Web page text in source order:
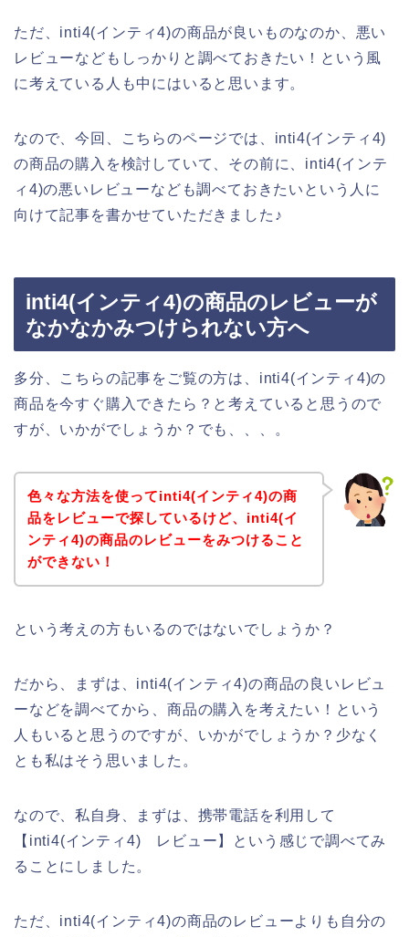
ただ、inti4(インティ4)の商品が良いものなのか、悪い
レビューなどもしっかりと調べておきたい！という風
に考えている人も中にはいると思います。
なので、今回、こちらのページでは、inti4(インティ4)
の商品の購入を検討していて、その前に、inti4(インテ
ィ4)の悪いレビューなども調べておきたいという人に
向けて記事を書かせていただきました♪
inti4(インティ4)の商品のレビューが
なかなかみつけられない方へ
多分、こちらの記事をご覧の方は、inti4(インティ4)の
商品を今すぐ購入できたら？と考えていると思うので
すが、いかがでしょうか？でも、、、。
色々な方法を使ってinti4(インティ4)の商
品をレビューで探しているけど、inti4(イ
ンティ4)の商品のレビューをみつけること
ができない！
という考えの方もいるのではないでしょうか？
だから、まずは、inti4(インティ4)の商品の良いレビュ
ーなどを調べてから、商品の購入を考えたい！という
人もいると思うのですが、いかがでしょうか？少なく
とも私はそう思いました。
なので、私自身、まずは、携帯電話を利用して
【inti4(インティ4) レビュー】という感じで調べてみ
ることにしました。
ただ、inti4(インティ4)の商品のレビューよりも自分の